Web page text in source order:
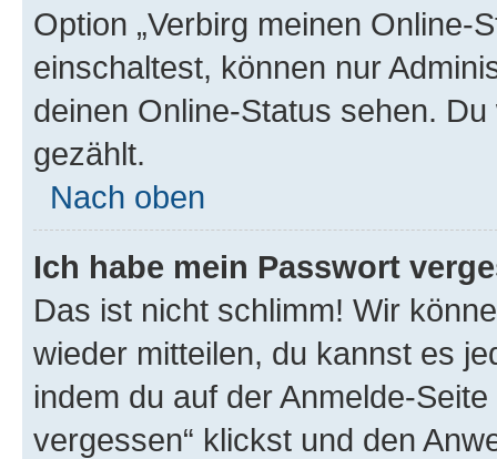
Option „Verbirg meinen Online-
einschaltest, können nur
deinen Online-Status sehen.
gezählt.
Nach oben
Ich habe mein Passwort
Das ist nicht schlimm! Wir
wieder mitteilen, du kannst es
indem du auf der Anmelde-
vergessen“ klickst und den